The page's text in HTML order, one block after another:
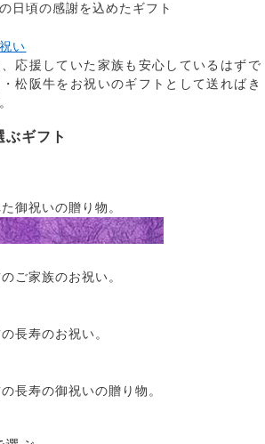
日頃の感謝を込めたギフト
い
応援していた家族も安心しているはずで
松阪牛をお祝いのギフトとして送ればき
ギフト
御祝いの贈り物。
ご家族のお祝い。
長寿のお祝い。
長寿の御祝いの贈り物。